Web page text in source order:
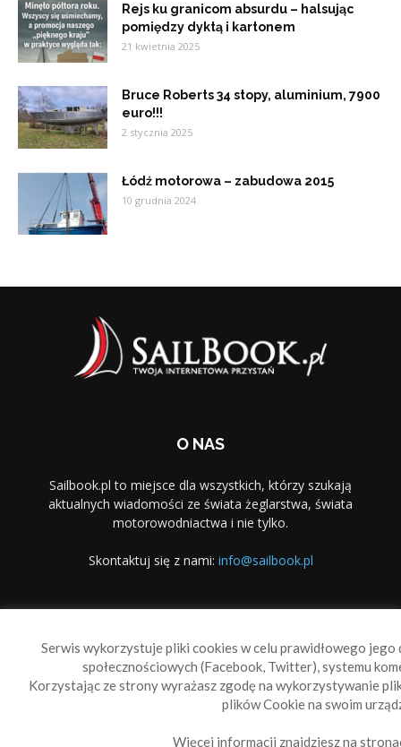
Rejs ku granicom absurdu – halsując
pomiędzy dyktą i kartonem
21 kwietnia 2025
Bruce Roberts 34 stopy, aluminium, 7900
euro!!!
2 stycznia 2025
Łódź motorowa – zabudowa 2015
10 grudnia 2024
O NAS
Sailbook.pl to miejsce dla wszystkich, którzy szukają
aktualnych wiadomości ze świata żeglarstwa, świata
motorowodniactwa i nie tylko.
Skontaktuj się z nami: info@sailbook.pl
Serwis wykorzystuje pliki cookies w celu prawidłowego
społecznościowych (Facebook, Twitter), systemu
Korzystając ze strony wyrażasz zgodę na wykorzystywanie
plików Cookie na swoim
Więcej informacji znajdziesz na